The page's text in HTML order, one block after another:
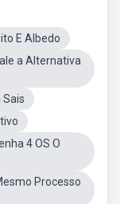
E Albedo
a Alternativa
4 OS O
Processo